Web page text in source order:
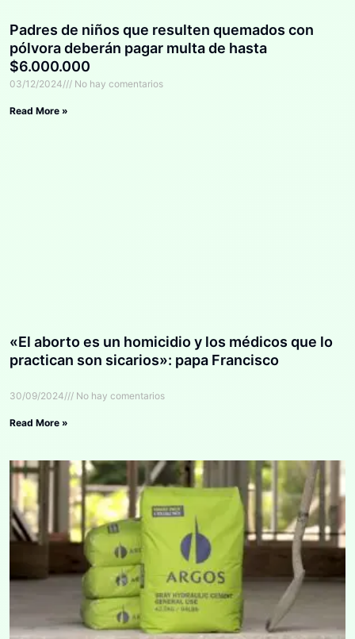
Padres de niños que resulten quemados con
pólvora deberán pagar multa de hasta
$6.000.000
03/12/2024 No hay comentarios
Read More »
«El aborto es un homicidio y los médicos que lo
practican son sicarios»: papa Francisco
30/09/2024 No hay comentarios
Read More »